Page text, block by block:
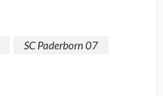
SC Paderborn 07